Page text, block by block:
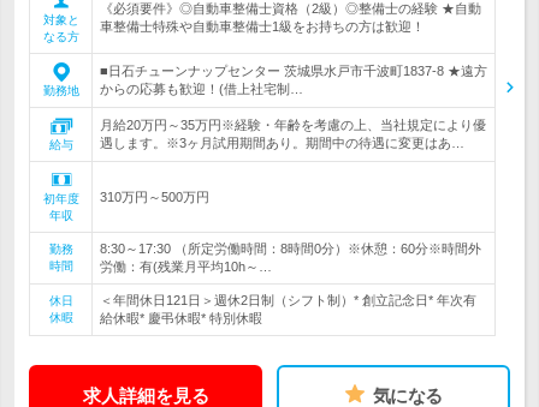
対象と
なる方
《必須要件》◎自動車整備士資格（2級）◎整備士の経験 ★自動
車整備士特殊や自動車整備士1級をお持ちの方は歓迎！
勤務地
■日石チューンナップセンター 茨城県水戸市千波町1837-8 ★遠方
からの応募も歓迎！(借上社宅制…
給与
月給20万円～35万円※経験・年齢を考慮の上、当社規定により優
遇します。※3ヶ月試用期間あり。期間中の待遇に変更はあ…
初年度
年収
310万円～500万円
勤務
時間
8:30～17:30 （所定労働時間：8時間0分）※休憩：60分※時間外
労働：有(残業月平均10h～…
休日
休暇
＜年間休日121日＞週休2日制（シフト制）* 創立記念日* 年次有
給休暇* 慶弔休暇* 特別休暇
求人詳細を見る 気になる